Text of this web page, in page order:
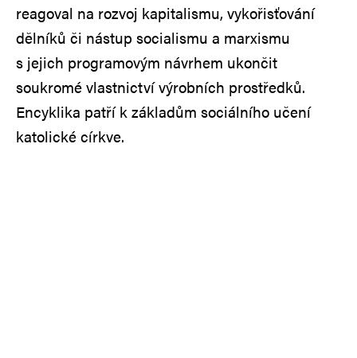
reagoval na rozvoj kapitalismu, vykořisťování
dělníků či nástup socialismu a marxismu
s jejich programovým návrhem ukončit
soukromé vlastnictví výrobních prostředků.
Encyklika patří k základům sociálního učení
katolické církve.